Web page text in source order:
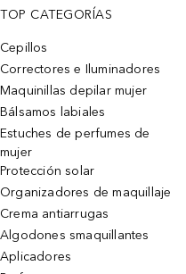
TOP CATEGORÍAS
Cepillos
Correctores e Iluminadores
Maquinillas depilar mujer
Bálsamos labiales
Estuches de perfumes de
mujer
Protección solar
Organizadores de maquillaje
Crema antiarrugas
Algodones smaquillantes
Aplicadores